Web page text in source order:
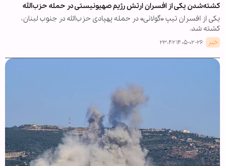
کشته‌شدن یکی از افسران ارتش رژیم صهیونیستی در حمله حزب‌الله
یکی از افسران تیپ «گولانی» در حمله پهپادی حزب‌الله در جنوب لبنان،
کشته شد.
خبر ۱۴۰۵-۰۲-۲۶ ۲۳:۴۲